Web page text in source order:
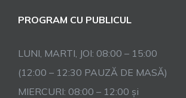
PROGRAM CU PUBLICUL
LUNI, MARTI, JOI: 08:00 – 15:00
(12:00 – 12:30 PAUZĂ DE MASĂ)
MIERCURI: 08:00 – 12:00 și